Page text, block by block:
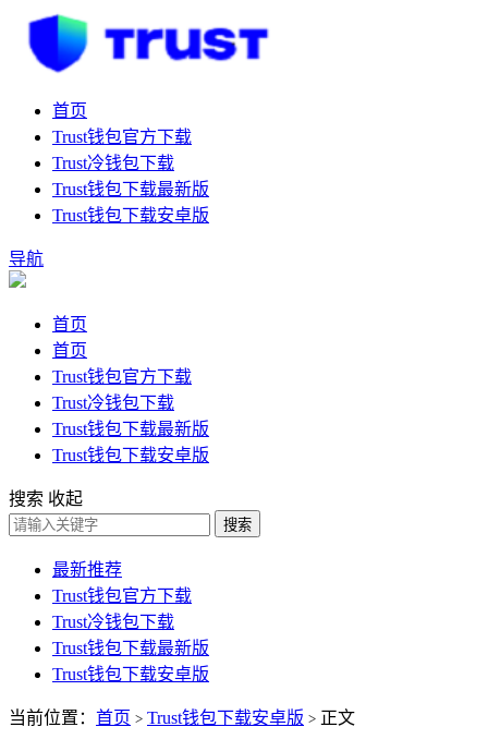
首页
Trust钱包官方下载
Trust冷钱包下载
Trust钱包下载最新版
Trust钱包下载安卓版
导航
首页
首页
Trust钱包官方下载
Trust冷钱包下载
Trust钱包下载最新版
Trust钱包下载安卓版
搜索 收起
搜索
最新推荐
Trust钱包官方下载
Trust冷钱包下载
Trust钱包下载最新版
Trust钱包下载安卓版
当前位置： 首页 > Trust钱包下载安卓版 > 正文